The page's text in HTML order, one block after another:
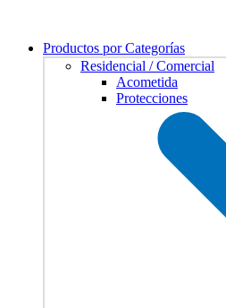
Productos por Categorías
Residencial / Comercial
Acometida
Protecciones